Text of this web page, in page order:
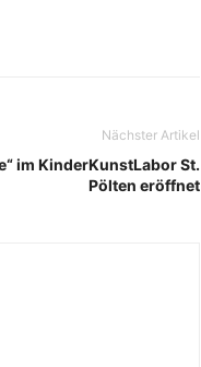
Nächster Artikel
im KinderKunstLabor St.
Pölten eröffnet